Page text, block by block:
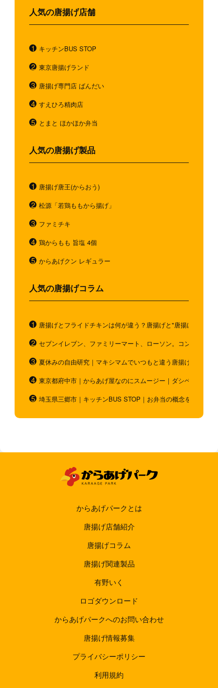
人気の唐揚げ店舗
キッチンBUS STOP
東京唐揚げランド
唐揚げ専門店 ばんだい
すえひろ精肉店
とまと ほかほか弁当
人気の唐揚げ製品
唐揚げ唐王(からおう)
松源「若鶏ももから揚げ」
ファミチキ
鶏からもも 旨塩 4個
からあげクン レギュラー
人気の唐揚げコラム
唐揚げとフライドチキンは何が違う？唐揚げと"唐揚げと似て
セブンイレブン、ファミリーマート、ローソン。コンビニの
夏休みの自由研究｜マキシマムでいつもと違う唐揚げを作ろう
東京都府中市｜からあげ屋なのにスムージー｜ダシベース唐
埼玉県三郷市｜キッチンBUS STOP｜お弁当の概念を超越！
からあげパークとは
唐揚げ店舗紹介
唐揚げコラム
唐揚げ関連製品
有野いく
ロゴダウンロード
からあげパークへのお問い合わせ
唐揚げ情報募集
プライバシーポリシー
利用規約